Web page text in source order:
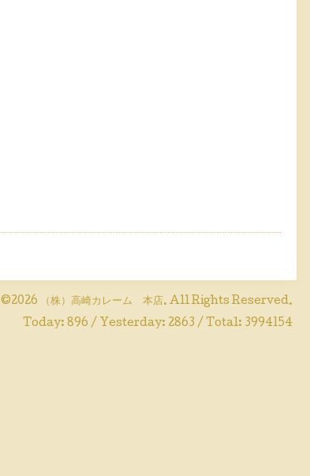
©2026 （株）高崎カレーム 本店. All Rights Reserved.
Today: 896 / Yesterday: 2863 / Total: 3994154